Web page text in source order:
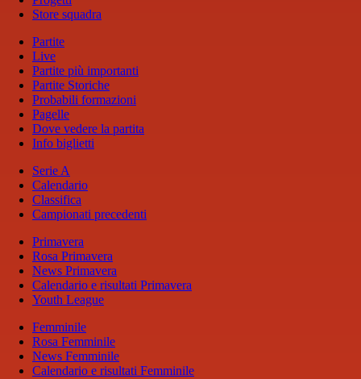
Store squadra
Partite
Live
Partite più importanti
Partite Storiche
Probabili formazioni
Pagelle
Dove vedere la partita
Info biglietti
Serie A
Calendario
Classifica
Campionati precedenti
Primavera
Rosa Primavera
News Primavera
Calendario e risultati Primavera
Youth League
Femminile
Rosa Femminile
News Femminile
Calendario e risultati Femminile